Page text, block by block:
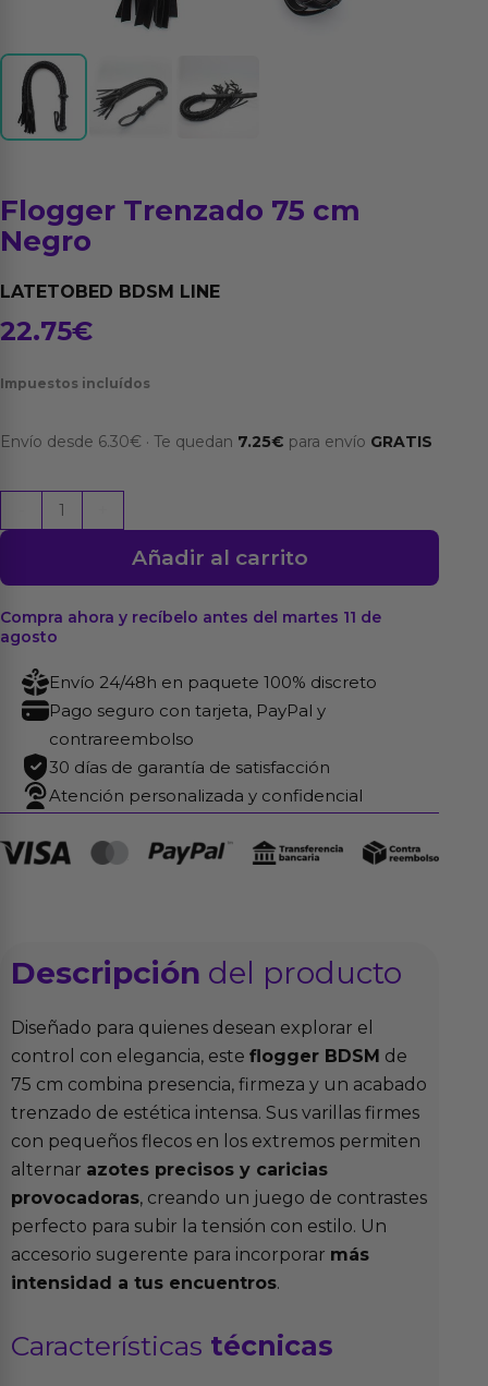
Flogger Trenzado 75 cm
Negro
LATETOBED BDSM LINE
22.75€
Impuestos incluídos
Envío desde 6.30€ · Te quedan 7.25€ para envío GRATIS
Flogger
Trenzado
cm
Negro
cantidad
Añadir al carrito
Compra ahora y recíbelo antes del martes 11 de
agosto
Envío 24/48h en paquete 100% discreto
Pago seguro con tarjeta, PayPal y
contrareembolso
30 días de garantía de satisfacción
Atención personalizada y confidencial
Descripción del producto
Diseñado para quienes desean explorar el
control con elegancia, este flogger BDSM de
75 cm combina presencia, firmeza y un acabado
trenzado de estética intensa. Sus varillas firmes
con pequeños flecos en los extremos permiten
alternar azotes precisos y caricias
provocadoras, creando un juego de contrastes
perfecto para subir la tensión con estilo. Un
accesorio sugerente para incorporar más
intensidad a tus encuentros.
Características técnicas